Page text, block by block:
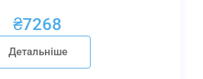
₴7268
Детальніше